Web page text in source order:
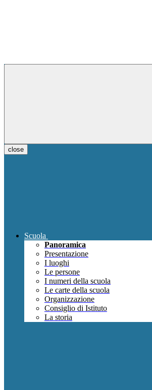
close
Scuola
Panoramica
Presentazione
I luoghi
Le persone
I numeri della scuola
Le carte della scuola
Organizzazione
Consiglio di Istituto
La storia